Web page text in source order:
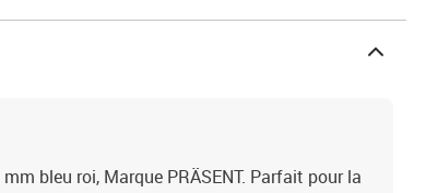
bleu roi, Marque PRÄSENT. Parfait pour la